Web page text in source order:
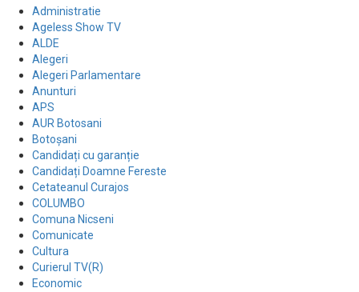
Administratie
Ageless Show TV
ALDE
Alegeri
Alegeri Parlamentare
Anunturi
APS
AUR Botosani
Botoșani
Candidați cu garanție
Candidați Doamne Fereste
Cetateanul Curajos
COLUMBO
Comuna Nicseni
Comunicate
Cultura
Curierul TV(R)
Economic